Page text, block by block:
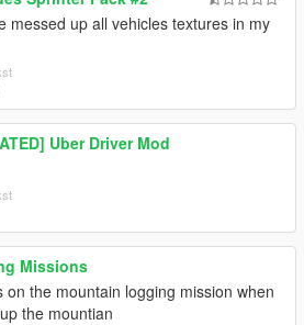
messed up all vehicles textures in my
Uber Driver Mod
Missions
on the mountain logging mission when
the mountian